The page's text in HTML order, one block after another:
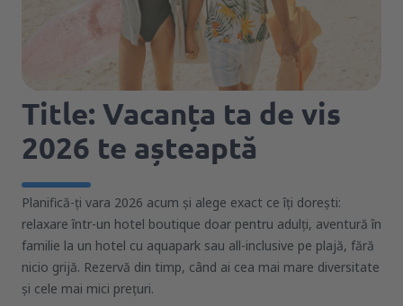
Title: Vacanța ta de vis
2026 te așteaptă
Planifică-ți vara 2026 acum și alege exact ce îți dorești:
relaxare într-un hotel boutique doar pentru adulți, aventură în
familie la un hotel cu aquapark sau all-inclusive pe plajă, fără
nicio grijă. Rezervă din timp, când ai cea mai mare diversitate
și cele mai mici prețuri.